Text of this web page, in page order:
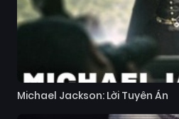
Michael Jackson: Lời Tuyên Án